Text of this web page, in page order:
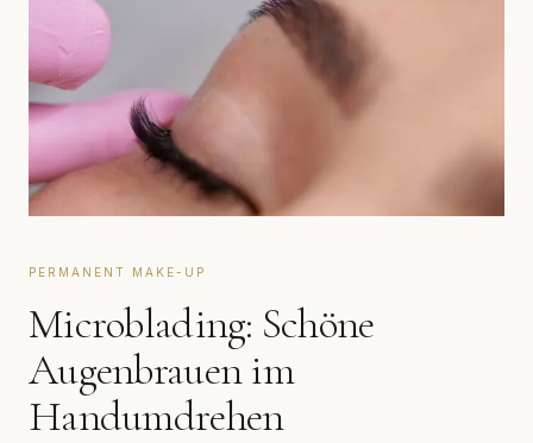
PERMANENT MAKE-UP
Microblading: Schöne
Augenbrauen im
Handumdrehen